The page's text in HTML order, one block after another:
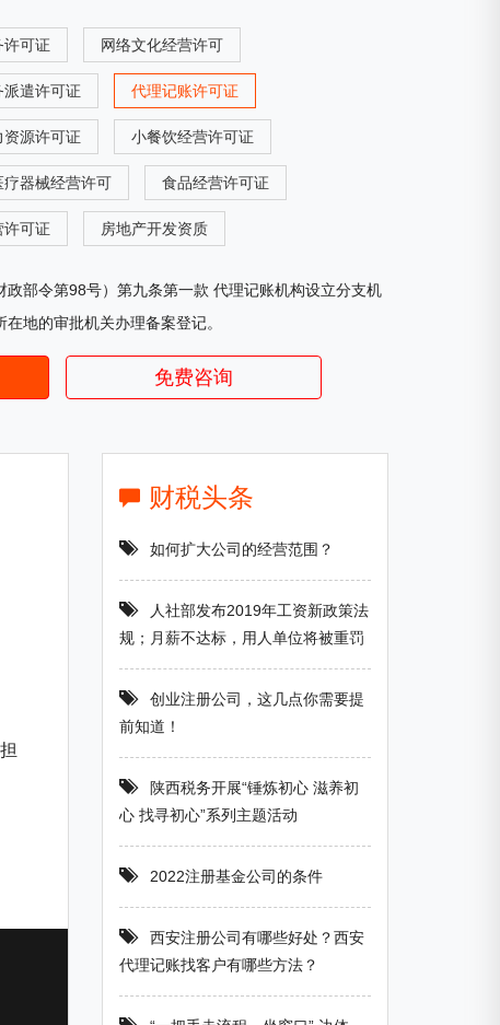
许可证 网络文化经营许可
派遣许可证 代理记账许可证
资源许可证 小餐饮经营许可证
疗器械经营许可 食品经营许可证
许可证 房地产开发资质
政部令第98号）第九条第一款 代理记账机构设立分支机
地的审批机关办理备案登记。
免费咨询
财税头条
如何扩大公司的经营范围？
人社部发布2019年工资新政策法
规；月薪不达标，用人单位将被重罚
创业注册公司，这几点你需要提
前知道！
陕西税务开展“锤炼初心 滋养初
心 找寻初心”系列主题活动
2022注册基金公司的条件
西安注册公司有哪些好处？西安
代理记账找客户有哪些方法？